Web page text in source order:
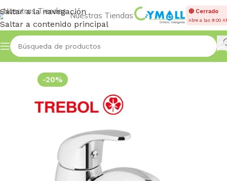
Saltar a la navegación
Saltar a contenido principal
Nuestras Tiendas 🔴 Cerrado
Abre a las 9:00
Inicio Accessories
-20%